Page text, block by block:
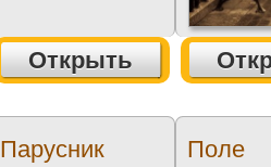
Открыть
Парусник
Поле